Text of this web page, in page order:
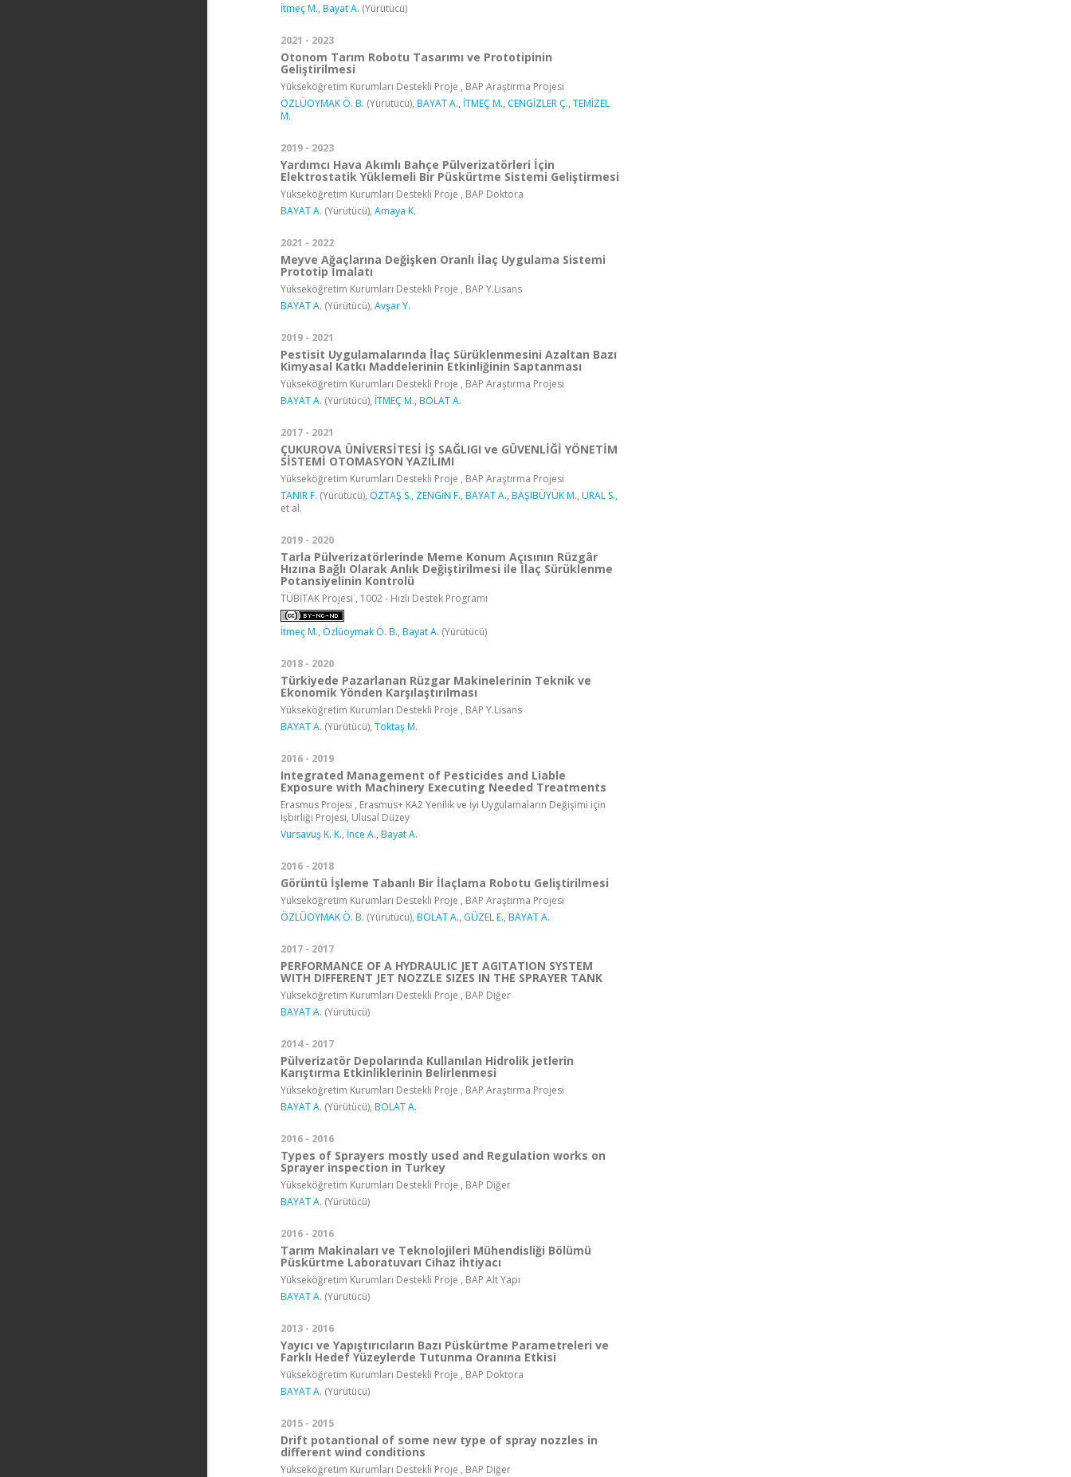
İtmeç M., Bayat A. (Yürütücü)
2021 - 2023
Otonom Tarım Robotu Tasarımı ve Prototipinin
Geliştirilmesi
Yükseköğretim Kurumları Destekli Proje , BAP Araştırma Projesi
ÖZLÜOYMAK Ö. B. (Yürütücü), BAYAT A., İTMEÇ M., CENGİZLER Ç., TEMİZEL
M.
2019 - 2023
Yardımcı Hava Akımlı Bahçe Pülverizatörleri İçin
Elektrostatik Yüklemeli Bir Püskürtme Sistemi Geliştirmesi
Yükseköğretim Kurumları Destekli Proje , BAP Doktora
BAYAT A. (Yürütücü), Amaya K.
2021 - 2022
Meyve Ağaçlarına Değişken Oranlı İlaç Uygulama Sistemi
Prototip İmalatı
Yükseköğretim Kurumları Destekli Proje , BAP Y.Lisans
BAYAT A. (Yürütücü), Avşar Y.
2019 - 2021
Pestisit Uygulamalarında İlaç Sürüklenmesini Azaltan Bazı
Kimyasal Katkı Maddelerinin Etkinliğinin Saptanması
Yükseköğretim Kurumları Destekli Proje , BAP Araştırma Projesi
BAYAT A. (Yürütücü), İTMEÇ M., BOLAT A.
2017 - 2021
ÇUKUROVA ÜNİVERSİTESİ İŞ SAĞLIGI ve GÜVENLİĞİ YÖNETİM
SİSTEMİ OTOMASYON YAZILIMI
Yükseköğretim Kurumları Destekli Proje , BAP Araştırma Projesi
TANIR F. (Yürütücü), ÖZTAŞ S., ZENGİN F., BAYAT A., BAŞIBÜYÜK M., URAL S.,
et al.
2019 - 2020
Tarla Pülverizatörlerinde Meme Konum Açısının Rüzgâr
Hızına Bağlı Olarak Anlık Değiştirilmesi ile İlaç Sürüklenme
Potansiyelinin Kontrolü
TÜBİTAK Projesi , 1002 - Hızlı Destek Programı
İtmeç M., Özlüoymak Ö. B., Bayat A. (Yürütücü)
2018 - 2020
Türkiyede Pazarlanan Rüzgar Makinelerinin Teknik ve
Ekonomik Yönden Karşılaştırılması
Yükseköğretim Kurumları Destekli Proje , BAP Y.Lisans
BAYAT A. (Yürütücü), Toktaş M.
2016 - 2019
Integrated Management of Pesticides and Liable
Exposure with Machinery Executing Needed Treatments
Erasmus Projesi , Erasmus+ KA2 Yenilik ve İyi Uygulamaların Değişimi için
İşbirliği Projesi, Ulusal Düzey
Vursavuş K. K., İnce A., Bayat A.
2016 - 2018
Görüntü İşleme Tabanlı Bir İlaçlama Robotu Geliştirilmesi
Yükseköğretim Kurumları Destekli Proje , BAP Araştırma Projesi
ÖZLÜOYMAK Ö. B. (Yürütücü), BOLAT A., GÜZEL E., BAYAT A.
2017 - 2017
PERFORMANCE OF A HYDRAULIC JET AGITATION SYSTEM
WITH DIFFERENT JET NOZZLE SIZES IN THE SPRAYER TANK
Yükseköğretim Kurumları Destekli Proje , BAP Diğer
BAYAT A. (Yürütücü)
2014 - 2017
Pülverizatör Depolarında Kullanılan Hidrolik jetlerin
Karıştırma Etkinliklerinin Belirlenmesi
Yükseköğretim Kurumları Destekli Proje , BAP Araştırma Projesi
BAYAT A. (Yürütücü), BOLAT A.
2016 - 2016
Types of Sprayers mostly used and Regulation works on
Sprayer inspection in Turkey
Yükseköğretim Kurumları Destekli Proje , BAP Diğer
BAYAT A. (Yürütücü)
2016 - 2016
Tarım Makinaları ve Teknolojileri Mühendisliği Bölümü
Püskürtme Laboratuvarı Cihaz ihtiyacı
Yükseköğretim Kurumları Destekli Proje , BAP Alt Yapı
BAYAT A. (Yürütücü)
2013 - 2016
Yayıcı ve Yapıştırıcıların Bazı Püskürtme Parametreleri ve
Farklı Hedef Yüzeylerde Tutunma Oranına Etkisi
Yükseköğretim Kurumları Destekli Proje , BAP Doktora
BAYAT A. (Yürütücü)
2015 - 2015
Drift potantional of some new type of spray nozzles in
different wind conditions
Yükseköğretim Kurumları Destekli Proje , BAP Diğer